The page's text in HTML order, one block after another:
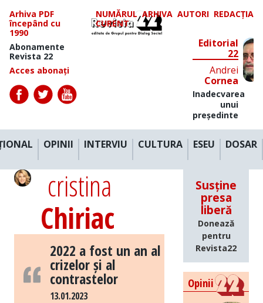
Arhiva PDF
începând cu
1990
Abonamente
Revista 22
Acces abonați
NUMĂRUL
CURENT
ARHIVA AUTORI REDACȚIA
Editorial
22
Andrei
Cornea
Inadecvarea
unui
președinte
OPINII INTERVIU CULTURA ESEU DOSAR
cristina
Chiriac
2022 a fost un an al
crizelor și al
contrastelor
13.01.2023
Susține
presa
liberă
Donează
pentru
Revista22
Opinii